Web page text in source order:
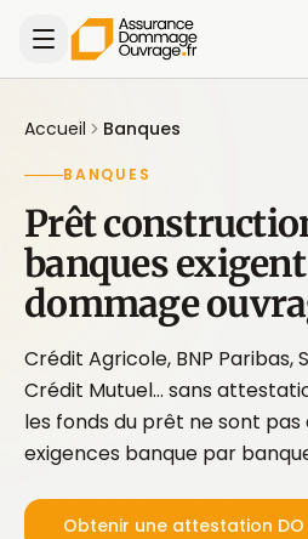
Accueil Banques
BANQUES
Prêt
banques
dommage
Crédit Agricole, BNP Paribas,
Crédit Mutuel… sans
les fonds du prêt ne sont pas
exigences banque par
Obtenir une attestation DO